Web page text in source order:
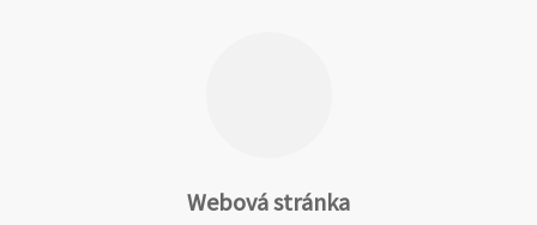
Webová stránka